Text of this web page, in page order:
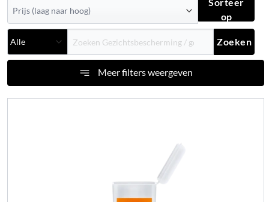
op
Zoeken
Meer filters weergeven